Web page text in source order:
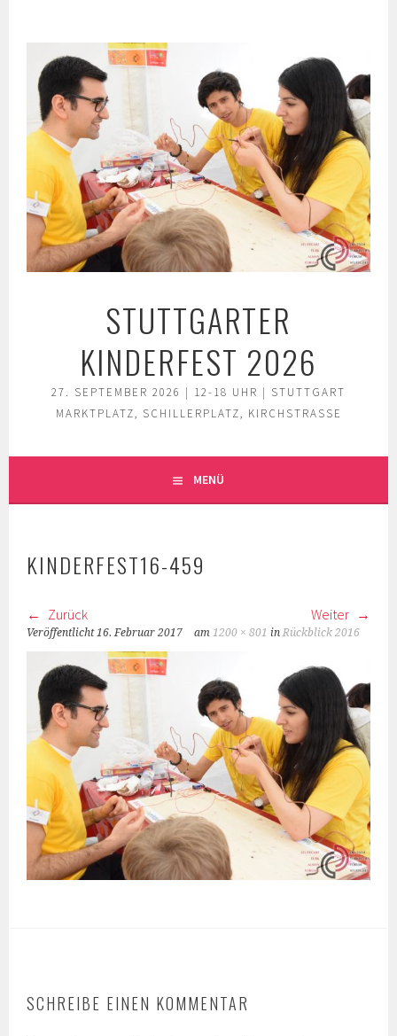
STUTTGARTER
KINDERFEST 2026
27. SEPTEMBER 2026 | 12-18 UHR | STUTTGART
MARKTPLATZ, SCHILLERPLATZ, KIRCHSTRASSE
MENÜ
KINDERFEST16-459
Zurück Weiter
Veröffentlicht 16. Februar 2017 am 1200 × 801 in Rückblick 2016
SCHREIBE EINEN KOMMENTAR